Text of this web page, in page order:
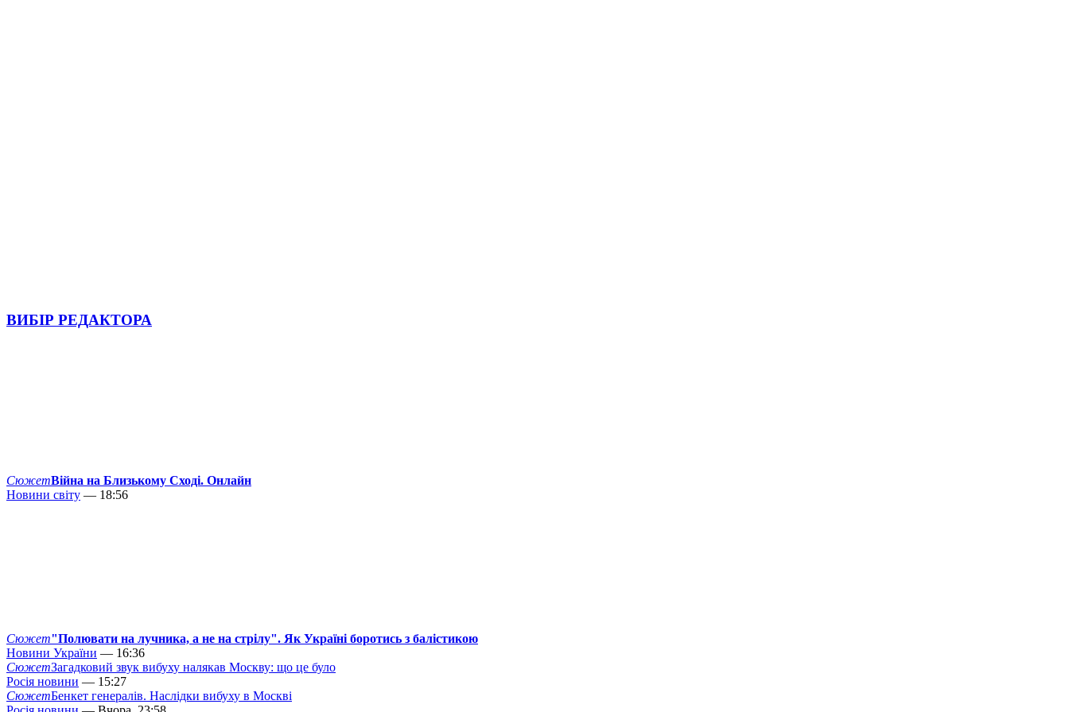
ВИБІР РЕДАКТОРА
СюжетВійна на Близькому Сході. Онлайн
Новини світу — 18:56
Сюжет"Полювати на лучника, а не на стрілу". Як Україні боротись з балістикою
Новини України — 16:36
СюжетЗагадковий звук вибуху налякав Москву: що це було
Росія новини — 15:27
СюжетБенкет генералів. Наслідки вибуху в Москві